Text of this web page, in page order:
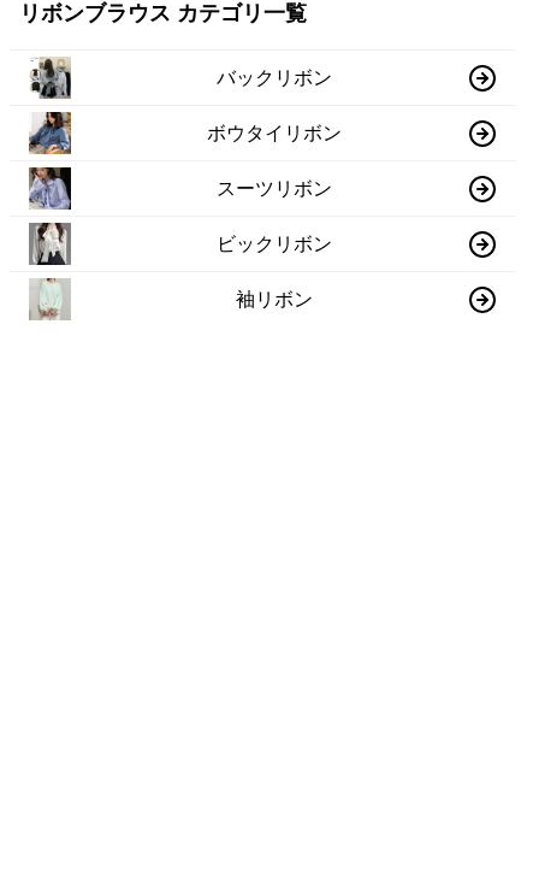
リボンブラウス カテゴリ一覧
バックリボン
ボウタイリボン
スーツリボン
ビックリボン
袖リボン